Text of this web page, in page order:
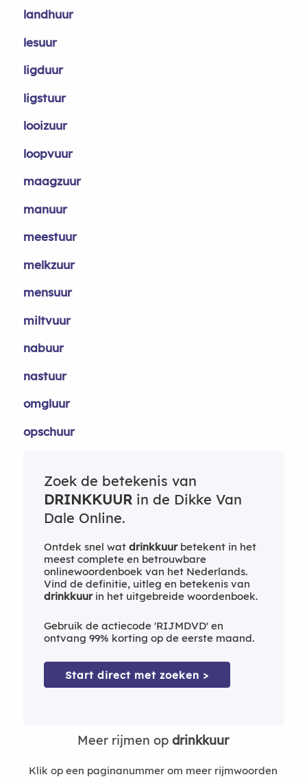
landhuur
lesuur
ligduur
ligstuur
looizuur
loopvuur
maagzuur
manuur
meestuur
melkzuur
mensuur
miltvuur
nabuur
nastuur
omgluur
opschuur
Zoek de betekenis van
DRINKKUURin de Dikke Van
Dale Online.
Ontdek snel wat drinkkuurbetekent in het
meest complete en betrouwbare
onlinewoordenboek van het Nederlands.
Vind de definitie, uitleg en betekenis van
drinkkuurin het uitgebreide woordenboek.
Gebruik de actiecode 'RIJMDVD' en
ontvang 99% korting op de eerste maand.
Start direct met zoeken >
Meer rijmen opdrinkkuur
Klik op een paginanummer om meer rijmwoorden